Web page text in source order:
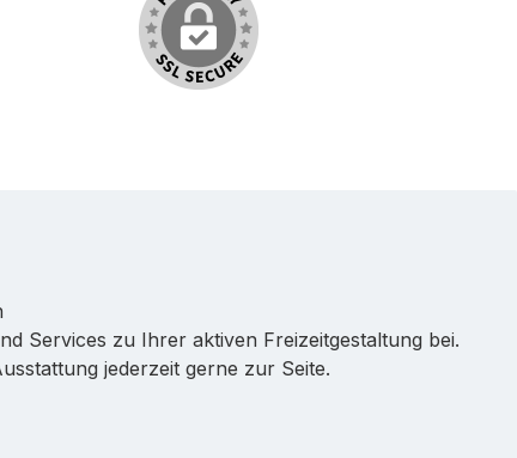
Services zu Ihrer aktiven Freizeitgestaltung bei.
jederzeit gerne zur Seite.